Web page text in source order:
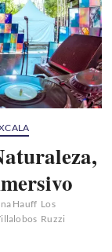
Hauff Los
Ruzzi